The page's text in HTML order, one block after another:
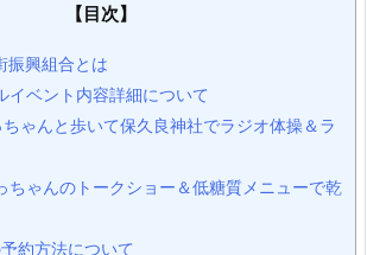
【目次】
振興組合とは
イベント内容詳細について
ゃんと歩いて保久良神社でラジオ体操＆ラ
ちゃんのトークショー＆低糖質メニューで乾
約方法について